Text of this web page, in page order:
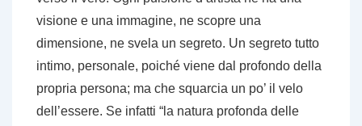
visione e una immagine, ne scopre una
dimensione, ne svela un segreto. Un segreto tutto
intimo, personale, poiché viene dal profondo della
propria persona; ma che squarcia un po’ il velo
dell’essere. Se infatti “la natura profonda delle